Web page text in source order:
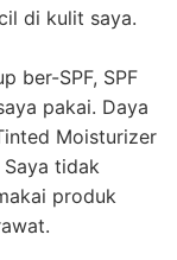
di kulit saya.
ber-SPF, SPF
pakai. Daya
Moisturizer
tidak
produk